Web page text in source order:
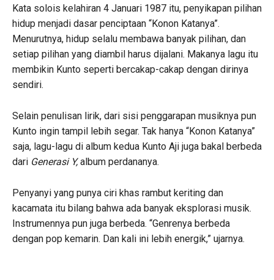
Kata solois kelahiran 4 Januari 1987 itu, penyikapan pilihan
hidup menjadi dasar penciptaan “Konon Katanya”.
Menurutnya, hidup selalu membawa banyak pilihan, dan
setiap pilihan yang diambil harus dijalani. Makanya lagu itu
membikin Kunto seperti bercakap-cakap dengan dirinya
sendiri.
Selain penulisan lirik, dari sisi penggarapan musiknya pun
Kunto ingin tampil lebih segar. Tak hanya “Konon Katanya”
saja, lagu-lagu di album kedua Kunto Aji juga bakal berbeda
dari Generasi Y,album perdananya.
Penyanyi yang punya ciri khas rambut keriting dan
kacamata itu bilang bahwa ada banyak eksplorasi musik.
Instrumennya pun juga berbeda. “Genrenya berbeda
dengan pop kemarin. Dan kali ini lebih energik,” ujarnya.